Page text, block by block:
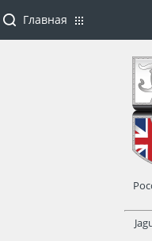
Главная